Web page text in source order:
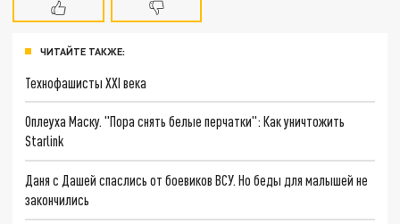
ЧИТАЙТЕ ТАКЖЕ:
Технофашисты XXI века
Оплеуха Маску. "Пора снять белые перчатки": Как уничтожить
Starlink
Даня с Дашей спаслись от боевиков ВСУ. Но беды для малышей не
закончились